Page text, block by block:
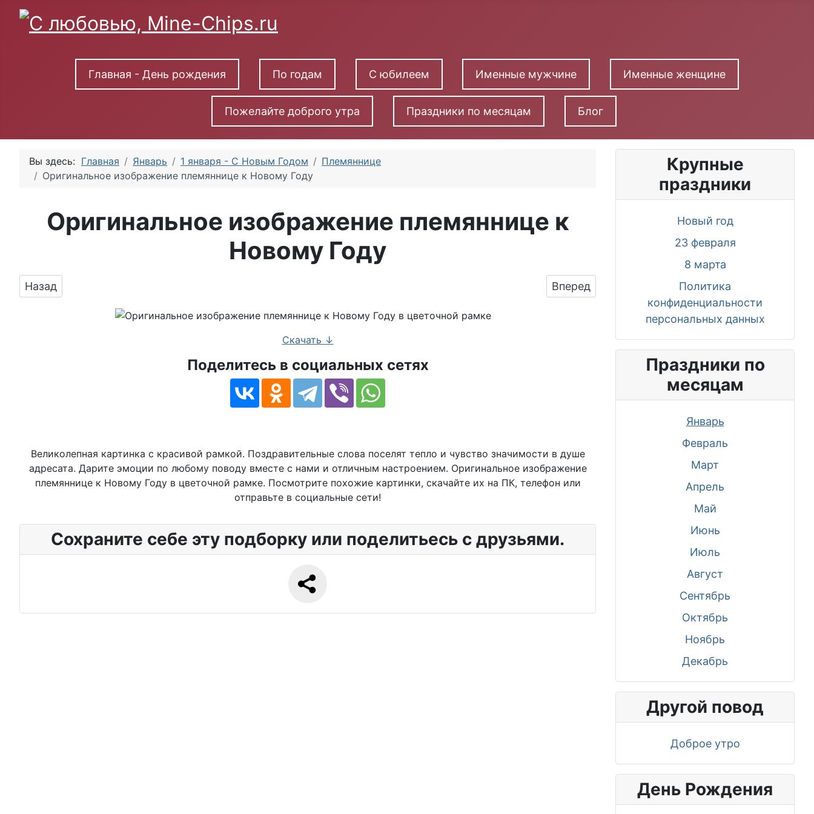
Главная - День рождения По годам С юбилеем Именные мужчине Именные женщине
Пожелайте доброго утра Праздники по месяцам Блог
Вы здесь: Главная Январь 1 января - С Новым Годом
Племяннице
Оригинальное изображение племяннице к Новому Году
Оригинальное изображение племяннице к
Новому Году
Предыдущий: Открытка в честь Нового Года на красивом фоне для племянницы
Назад Следующий: Поздравляем с Новым Годом,
Вперед
Скачать ↓
Поделитесь в социальных сетях
Великолепная картинка с красивой рамкой. Поздравительные слова поселят тепло и чувство значимости в душе
адресата. Дарите эмоции по любому поводу вместе с нами и отличным настроением. Оригинальное изображение
племяннице к Новому Году в цветочной рамке. Посмотрите похожие картинки, скачайте их на ПК, телефон или
отправьте в социальные сети!
Сохраните себе эту подборку или поделитьесь с друзьями.
Крупные
праздники
Новый год
23 февраля
8 марта
Политика
конфиденциальности
персональных данных
Праздники по
месяцам
Январь
Февраль
Март
Апрель
Май
Июнь
Июль
Август
Сентябрь
Октябрь
Ноябрь
Декабрь
Другой повод
Доброе утро
День Рождения